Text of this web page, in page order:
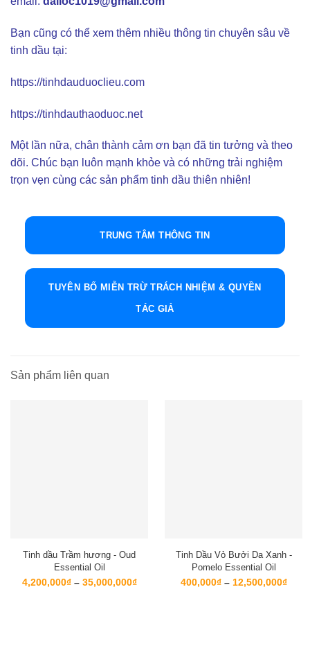
Bạn cũng có thể xem thêm nhiều thông tin chuyên sâu về
tinh dầu tại:
https://tinhdauduoclieu.com
https://tinhdauthaoduoc.net
Một lần nữa, chân thành cảm ơn bạn đã tin tưởng và theo
dõi. Chúc bạn luôn mạnh khỏe và có những trải nghiệm
trọn vẹn cùng các sản phẩm tinh dầu thiên nhiên!
TRUNG TÂM THÔNG TIN
TUYÊN BỐ MIỄN TRỪ TRÁCH NHIỆM & QUYỀN
TÁC GIẢ
Sản phẩm liên quan
Tinh dầu Trầm hương - Oud
Essential Oil
4,200,000₫ – 35,000,000₫Khoảng
Tinh Dầu Vỏ Bưởi Da Xanh -
Pomelo Essential Oil
400,000₫ – 12,500,000₫